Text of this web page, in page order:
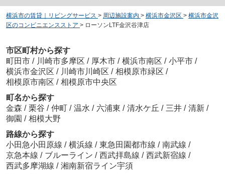
横浜市の賃貸｜リビングサービス > 周辺施設案内 > 横浜市金沢区 > 横浜市金沢
区のコンビニエンスストア > ローソンLTF金沢谷津店
市区町村から探す
町田市 / 川崎市多摩区 / 厚木市 / 横浜市南区 / 小平市 /
横浜市金沢区 / 川崎市川崎区 / 相模原市緑区 /
相模原市南区 / 相模原市中央区
町名から探す
金森 / 栗谷 / 仲町 / 温水 / 六浦東 / 清水ケ丘 / 三井 / 清新 /
御園 / 相模大野
路線から探す
小田急小田原線 / 横浜線 / 東急田園都市線 / 南武線 /
京急本線 / ブルーライン / 西武拝島線 / 西武新宿線 /
西武多摩湖線 / 湘南新宿ライン宇須